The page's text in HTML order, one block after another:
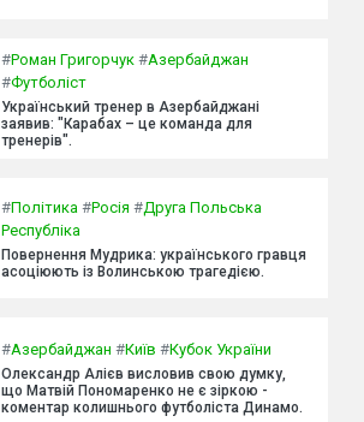
#Роман Григорчук #Азербайджан
#Футболіст
Український тренер в Азербайджані
заявив: "Карабах – це команда для
тренерів".
#Політика #Росія #Друга Польська
Республіка
Повернення Мудрика: українського гравця
асоціюють із Волинською трагедією.
#Азербайджан #Київ #Кубок України
Олександр Алієв висловив свою думку,
що Матвій Пономаренко не є зіркою -
коментар колишнього футболіста Динамо.